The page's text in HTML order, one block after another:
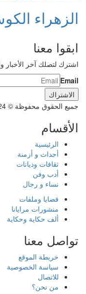
الزهراء
ابقوا معنا
اشترك لتصلك آخر الأخبار
Email
جميع الحقوق محفوظة © 2024-2018
الأقسام
الرئيسية
أحداث و أزمنة
ثقافات وديانات
أدب وفن
نساء و رجال
قضايا وملفات
منشورات مرايانا
ألف حكاية وحكاية
تواصل معنا
خريطة الموقع
سياسة الخصوصية
للاتصال
من نحن؟